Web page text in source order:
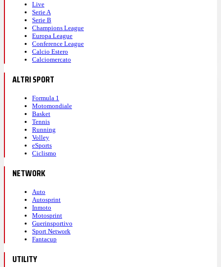
Live
Serie A
Serie B
Champions League
Europa League
Conference League
Calcio Estero
Calciomercato
ALTRI SPORT
Formula 1
Motomondiale
Basket
Tennis
Running
Volley
eSports
Ciclismo
NETWORK
Auto
Autosprint
Inmoto
Motosprint
Guerinsportivo
Sport Network
Fantacup
UTILITY